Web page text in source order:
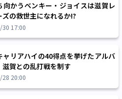
向かうベンキー・ジョイスは滋賀レ
ズの救世主になれるか!?
17:00
ャリアハイの40得点を挙げたアルバ
滋賀との乱打戦を制す
20:00